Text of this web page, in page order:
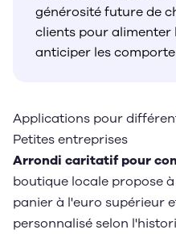
Applications pour
Petites entreprises
Arrondi caritatif pour
boutique locale propose
panier à l'euro supérieur
personnalisé selon